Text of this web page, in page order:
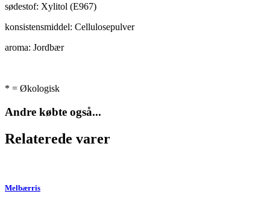
sødestof: Xylitol (E967)
konsistensmiddel: Cellulosepulver
aroma: Jordbær
* = Økologisk
Andre købte også...
Relaterede varer
Melbærris